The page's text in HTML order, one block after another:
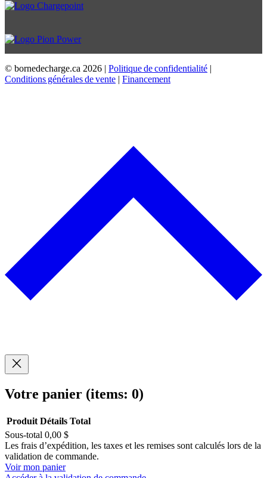
© bornedecharge.ca 2026 | Politique de confidentialité |
Conditions générales de vente | Financement
Votre panier (items: 0)
Produits
dans
Produit Détails Total
Sous-total 0,00 $
Les frais d’expédition, les taxes et les remises sont calculés lors de la
validation de commande.
Voir mon panier